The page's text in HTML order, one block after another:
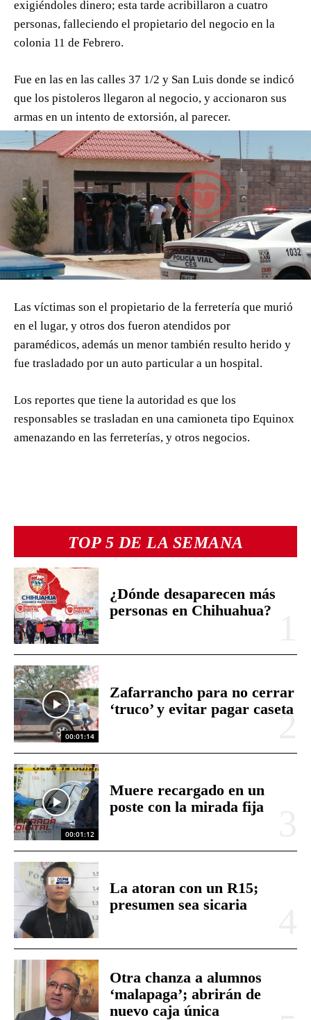
TOP 5 DE LA SEMANA
¿Dónde desaparecen más
personas en Chihuahua?
00:01:14
Zafarrancho para no cerrar
‘truco’ y evitar pagar caseta
00:01:12
Muere recargado en un
poste con la mirada fija
La atoran con un R15;
presumen sea sicaria
Otra chanza a alumnos
‘malapaga’; abrirán de
nuevo caja única
exigiéndoles dinero; esta tarde acribillaron a cuatro
personas, falleciendo el propietario del negocio en la
colonia 11 de Febrero.
Fue en las en las calles 37 1/2 y San Luis donde se indicó
que los pistoleros llegaron al negocio, y accionaron sus
armas en un intento de extorsión, al parecer.
Las víctimas son el propietario de la ferretería que murió
en el lugar, y otros dos fueron atendidos por
paramédicos, además un menor también resulto herido y
fue trasladado por un auto particular a un hospital.
Los reportes que tiene la autoridad es que los
responsables se trasladan en una camioneta tipo Equinox
amenazando en las ferreterías, y otros negocios.